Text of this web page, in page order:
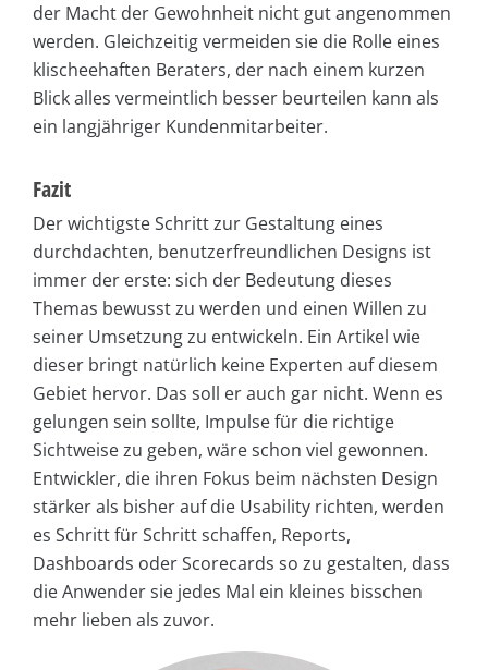
der Macht der Gewohnheit nicht gut angenommen
werden. Gleichzeitig vermeiden sie die Rolle eines
klischeehaften Beraters, der nach einem kurzen
Blick alles vermeintlich besser beurteilen kann als
ein langjähriger Kundenmitarbeiter.
Fazit
Der wichtigste Schritt zur Gestaltung eines
durchdachten, benutzerfreundlichen Designs ist
immer der erste: sich der Bedeutung dieses
Themas bewusst zu werden und einen Willen zu
seiner Umsetzung zu entwickeln. Ein Artikel wie
dieser bringt natürlich keine Experten auf diesem
Gebiet hervor. Das soll er auch gar nicht. Wenn es
gelungen sein sollte, Impulse für die richtige
Sichtweise zu geben, wäre schon viel gewonnen.
Entwickler, die ihren Fokus beim nächsten Design
stärker als bisher auf die Usability richten, werden
es Schritt für Schritt schaffen, Reports,
Dashboards oder Scorecards so zu gestalten, dass
die Anwender sie jedes Mal ein kleines bisschen
mehr lieben als zuvor.